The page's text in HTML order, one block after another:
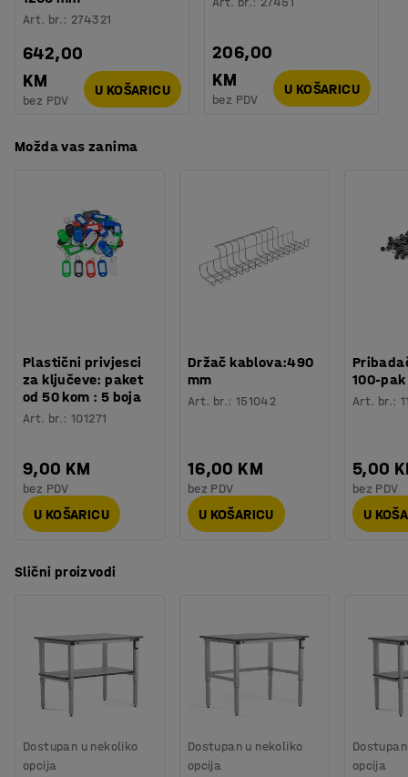
Art. br.: 274321
642,00
KM
bez PDV
U KOŠARICU
206,00
KM
bez PDV
U KOŠARICU
Možda vas zanima
Plastični privjesci
za ključeve: paket
od 50 kom : 5 boja
Art. br.:101271
9,00 KM
bez PDV
U KOŠARICU
Držač kablova:490
mm
Art. br.: 151042
16,00 KM
bez PDV
U KOŠARICU
100-pak
Art. br.:
5,00
bez PDV
U
Slični proizvodi
Dostupan u nekoliko
opcija
Dostupan u nekoliko
opcija
opcija